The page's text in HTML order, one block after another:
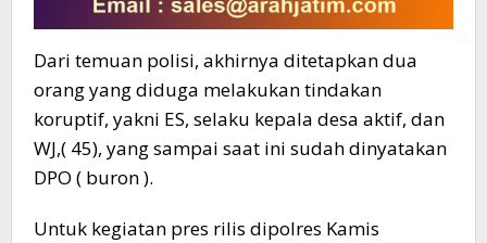
Dari temuan polisi, akhirnya ditetapkan dua
orang yang diduga melakukan tindakan
koruptif, yakni ES, selaku kepala desa aktif, dan
WJ,( 45), yang sampai saat ini sudah dinyatakan
DPO ( buron ).
Untuk kegiatan pres rilis dipolres Kamis